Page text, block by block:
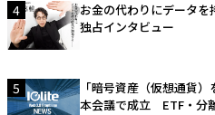
4
お金の代わりにデータ
独占インタビュー
5
「暗号資産（仮想通貨
本会議で成立 ETF・分